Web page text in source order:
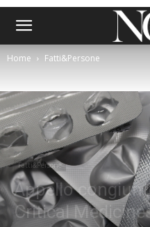
Home Fatti&Persone
Fatti&Persone
Appello
Critical